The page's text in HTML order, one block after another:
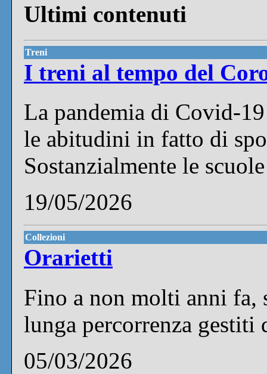
Ultimi contenuti
Treni
I treni al tempo del
La pandemia di Covid-
le abitudini in fatto di
Sostanzialmente le
19/05/2026
Collezioni
Orarietti
Fino a non molti anni fa,
lunga percorrenza
05/03/2026